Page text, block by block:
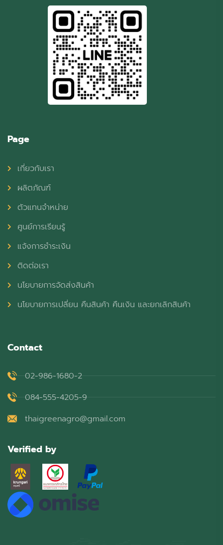
Page
เกี่ยวกับเรา
ผลิตภัณฑ์
ตัวแทนจำหน่าย
ศูนย์การเรียนรู้
แจ้งการชำระเงิน
ติดต่อเรา
นโยบายการจัดส่งสินค้า
นโยบายการเปลี่ยน คืนสินค้า คืนเงิน และยกเลิกสินค้า
Contact
02-986-1680-2
084-555-4205-9
thaigreenagro@gmail.com
Verified by